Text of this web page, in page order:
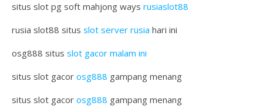
situs slot pg soft mahjong ways rusiaslot88
rusia slot88 situs slot server rusia hari ini
osg888 situs slot gacor malam ini
situs slot gacor osg888 gampang menang
situs slot gacor osg888 gampang menang